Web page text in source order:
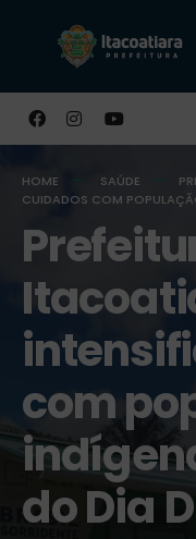
HOME SAÚDE
CUIDADOS COM
com
do Dia D
Buscar